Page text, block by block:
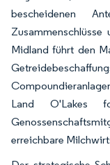
bescheidenen
Midland führt den
Land
erreichbare